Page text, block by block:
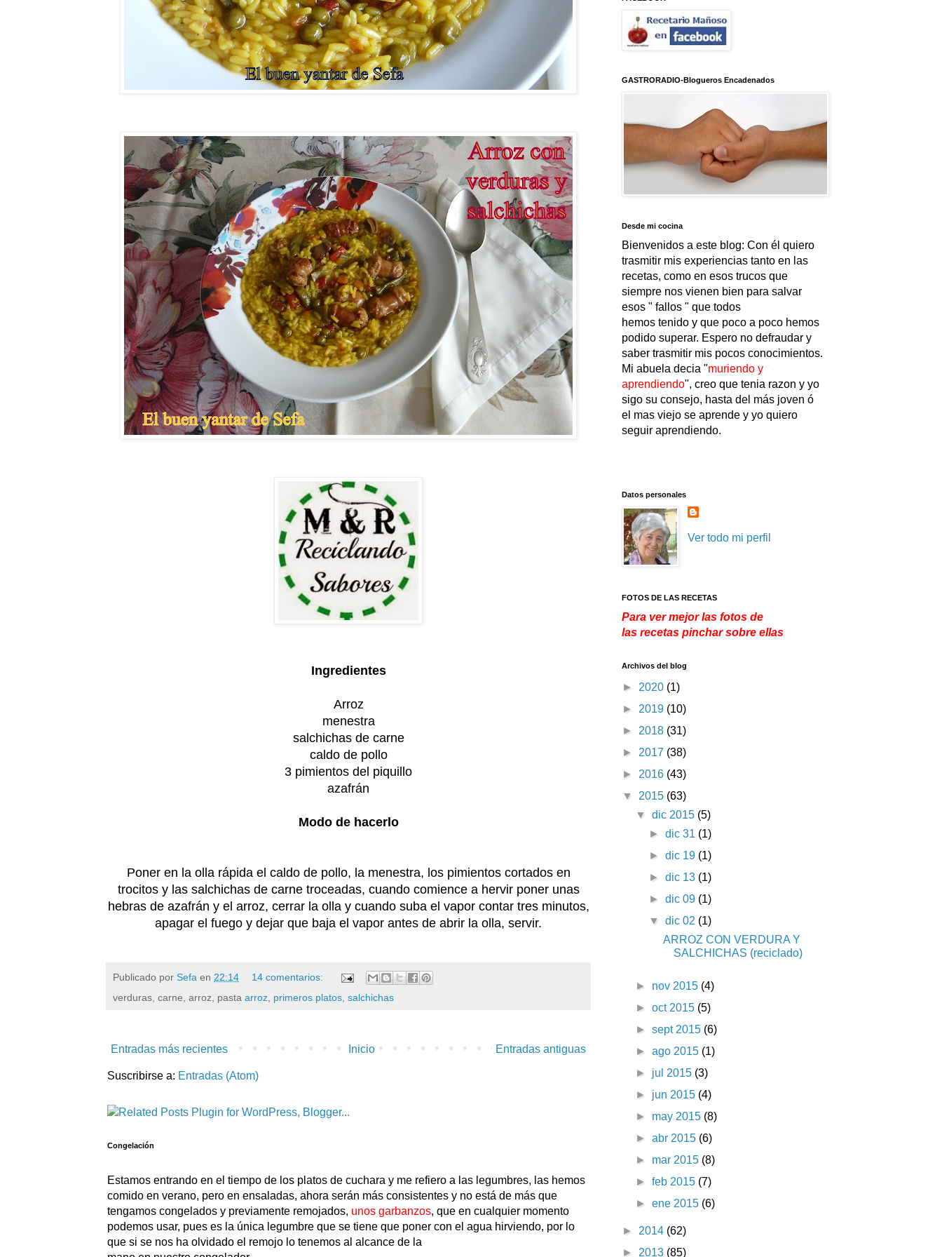
Ingredientes
Arroz
menestra
salchichas de carne
caldo de pollo
3 pimientos del piquillo
azafrán
Modo de hacerlo
Poner en la olla rápida el caldo de pollo, la menestra, los pimientos cortados en
trocitos y las salchichas de carne troceadas, cuando comience a hervir poner unas
hebras de azafrán y el arroz, cerrar la olla y cuando suba el vapor contar tres minutos,
apagar el fuego y dejar que baja el vapor antes de abrir la olla, servir.
Publicado por Sefa en 22:14
14 comentarios:
verduras, carne, arroz, pasta arroz, primeros platos, salchichas
Entradas más recientes Entradas antiguas
Inicio
Suscribirse a: Entradas (Atom)
Congelación
Estamos entrando en el tiempo de los platos de cuchara y me refiero a las legumbres, las hemos
comido en verano, pero en ensaladas, ahora serán más consistentes y no está de más que
tengamos congelados y previamente remojados, unos garbanzos, que en cualquier momento
podemos usar, pues es la única legumbre que se tiene que poner con el agua hirviendo, por lo
que si se nos ha olvidado el remojo lo tenemos al alcance de la
GASTRORADIO-Blogueros Encadenados
Desde mi cocina
Bienvenidos a este blog: Con él quiero
trasmitir mis experiencias tanto en las
recetas, como en esos trucos que
siempre nos vienen bien para salvar
esos " fallos " que todos
hemos tenido y que poco a poco hemos
podido superar. Espero no defraudar y
saber trasmitir mis pocos conocimientos.
Mi abuela decia "muriendo y
aprendiendo", creo que tenia razon y yo
sigo su consejo, hasta del más joven ó
el mas viejo se aprende y yo quiero
seguir aprendiendo.
Datos personales
Ver todo mi perfil
FOTOS DE LAS RECETAS
Para ver mejor las fotos de
las recetas pinchar sobre ellas
Archivos del blog
► 2020 (1)
► 2019 (10)
► 2018 (31)
► 2017 (38)
► 2016 (43)
▼ 2015 (63)
▼dic 2015 (5)
►dic 31 (1)
►dic 19 (1)
►dic 13 (1)
►dic 09 (1)
▼dic 02 (1)
ARROZ CON VERDURA Y
SALCHICHAS (reciclado)
► nov 2015 (4)
►oct 2015 (5)
►sept 2015 (6)
►ago 2015 (1)
► jul 2015 (3)
► jun 2015 (4)
► may 2015 (8)
►abr 2015 (6)
► mar 2015 (8)
►feb 2015 (7)
►ene 2015 (6)
► 2014 (62)
► 2013 (85)